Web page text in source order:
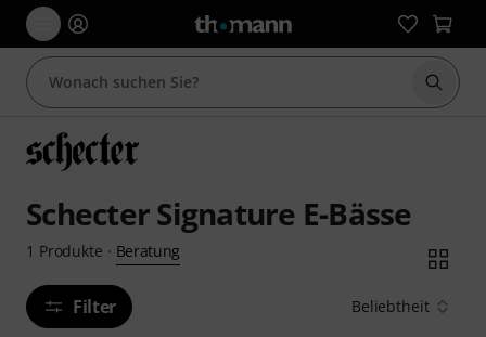
Suche
Schecter Signature E-Bässe
1 Produkte · Beratung
Filter Beliebtheit